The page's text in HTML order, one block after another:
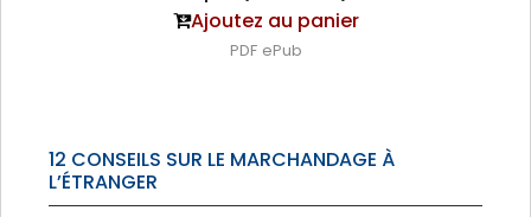
12 CONSEILS SUR LE MARCHANDAGE À
L’ÉTRANGER
Ajoutez au panier
PDF ePub